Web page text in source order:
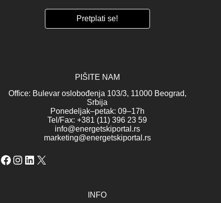
PIŠITE NAM
Office: Bulevar oslobođenja 103/3, 11000 Beograd,
Srbija
Ponedeljak–petak: 09–17h
Tel/Fax: +381 (11) 396 23 59
info@energetskiportal.rs
marketing@energetskiportal.rs
Facebook
Instagram
LinkedIn
X
INFO